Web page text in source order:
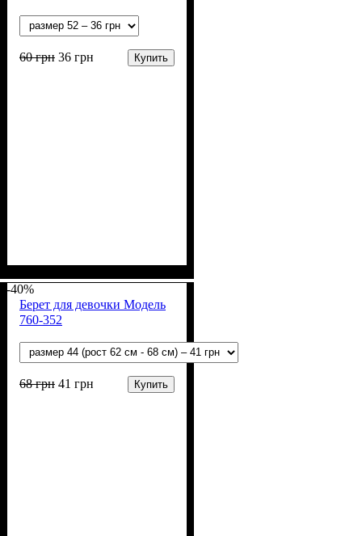
60грн 36 грн Купить
-40%
Берет для девочки Модель
760-352
68грн 41 грн Купить